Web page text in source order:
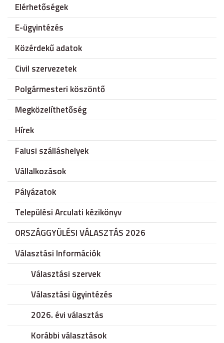
Elérhetőségek
E-ügyintézés
Közérdekű adatok
Civil szervezetek
Polgármesteri köszöntő
Megközelíthetőség
Hírek
Falusi szálláshelyek
Vállalkozások
Pályázatok
Települési Arculati kézikönyv
ORSZÁGGYÜLÉSI VÁLASZTÁS 2026
Választási Információk
Választási szervek
Választási ügyintézés
2026. évi választás
Korábbi választások